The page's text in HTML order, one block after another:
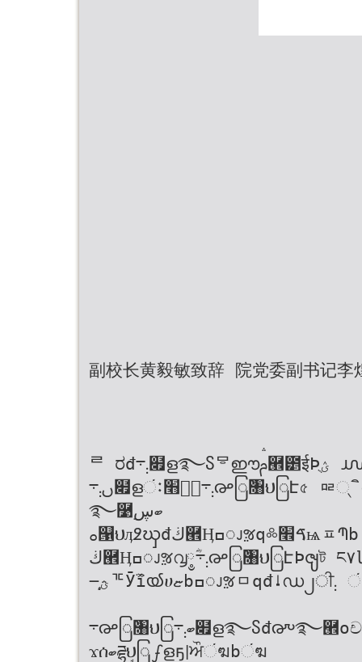
副校长黄毅敏致辞 院党委副书记李
ᄅ ರđ܄܋໏ള࿐ჽᄝഈࢧ཮౵ईϷֻؽ ൝đࡆॹವކؿᅚđࠒࠞႋؓྍྙ൝aྍ็ᅞđ్ൌ
ࢽ܄܋໏ള׫࠱ંฆ᳝܄܋൙ြܵ৘ህြԷ৫ ᇛ୍ ิശ࿐॓ࡹഡaದҌ஡အaഽሧؒ໸a॓
࿐࿹࣮ބڛ
ࡀ୑ህӆ߶ၰđڬ཮Ӊߛၪૹԛ༜ࠃ׮ѩᇁՊb ༀഠ߶֥ି৯ބඣ௜đູࡹഡࡲूᇏݓaࡲूڞࡹ܊
ڬ཮Ӊߛၪૹ൮༵ؓ܄܋൙ြܵ৘ህြԷϷၛট ང۷ն֥ᇆ߰ބ৯ਈb
౼֤֥ؿᅚӮࣼіൕሀޏbߛၪૹᆷԛđࡹഡ၂ੀ܄ ંฆဤ౨ਔݓଽᆩ଀ህࡅ࿐ᆀቓህีࢃቖb܄܋
܋൙ြܵ৘ህြބ܄܋໏ള࿐ჽđ൞࿐཮oච၂ੀp ໏ള࿐ჽ֔ᆟ
ϫሰބཌྷܱህြഽളҕࡆਔંฆbંฆ